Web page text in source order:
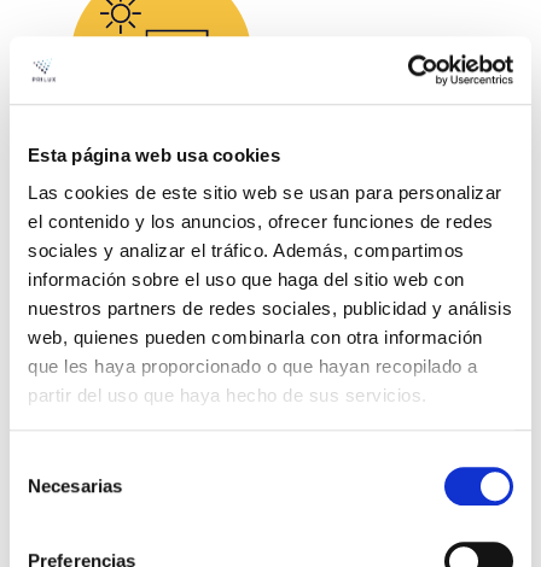
Esta página web usa cookies
Las cookies de este sitio web se usan para personalizar
el contenido y los anuncios, ofrecer funciones de redes
sociales y analizar el tráfico. Además, compartimos
información sobre el uso que haga del sitio web con
nuestros partners de redes sociales, publicidad y análisis
web, quienes pueden combinarla con otra información
que les haya proporcionado o que hayan recopilado a
partir del uso que haya hecho de sus servicios.
Necesarias
Preferencias
Pack DALI
Basic Prilux
Controlador DALI fácil de instalar e de baixo
custo para uma gestão eficiente da
iluminação